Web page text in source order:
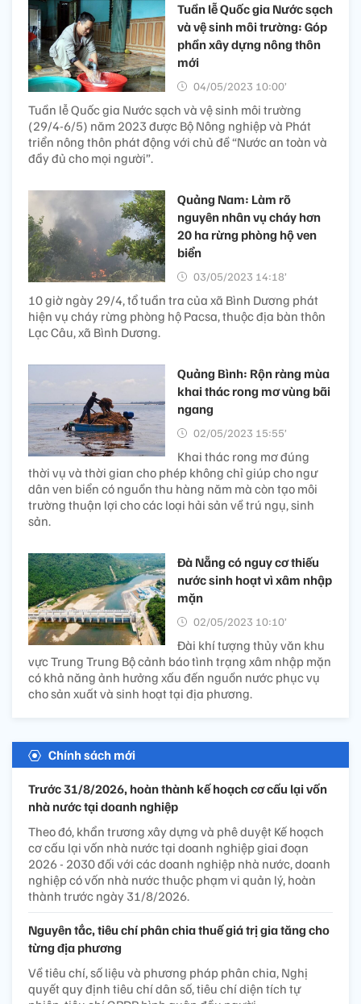
Tuần lễ Quốc gia Nước sạch
và vệ sinh môi trường: Góp
phần xây dựng nông thôn
mới
04/05/2023 10:00’
Tuần lễ Quốc gia Nước sạch và vệ sinh môi trường
(29/4-6/5) năm 2023 được Bộ Nông nghiệp và Phát
triển nông thôn phát động với chủ đề “Nước an toàn và
đầy đủ cho mọi người”.
Quảng Nam: Làm rõ
nguyên nhân vụ cháy hơn
20 ha rừng phòng hộ ven
biển
03/05/2023 14:18’
10 giờ ngày 29/4, tổ tuần tra của xã Bình Dương phát
hiện vụ cháy rừng phòng hộ Pacsa, thuộc địa bàn thôn
Lạc Câu, xã Bình Dương.
Quảng Bình: Rộn ràng mùa
khai thác rong mơ vùng bãi
ngang
02/05/2023 15:55’
Khai thác rong mơ đúng
thời vụ và thời gian cho phép không chỉ giúp cho ngư
dân ven biển có nguồn thu hàng năm mà còn tạo môi
trường thuận lợi cho các loại hải sản về trú ngụ, sinh
sản.
Đà Nẵng có nguy cơ thiếu
nước sinh hoạt vì xâm nhập
mặn
02/05/2023 10:10’
Đài khí tượng thủy văn khu
vực Trung Trung Bộ cảnh báo tình trạng xâm nhập mặn
có khả năng ảnh hưởng xấu đến nguồn nước phục vụ
cho sản xuất và sinh hoạt tại địa phương.
Chính sách mới
Trước 31/8/2026, hoàn thành kế hoạch cơ cấu lại vốn
nhà nước tại doanh nghiệp
Theo đó, khẩn trương xây dựng và phê duyệt Kế hoạch
cơ cấu lại vốn nhà nước tại doanh nghiệp giai đoạn
2026 - 2030 đối với các doanh nghiệp nhà nước, doanh
nghiệp có vốn nhà nước thuộc phạm vi quản lý, hoàn
thành trước ngày 31/8/2026.
Nguyên tắc, tiêu chí phân chia thuế giá trị gia tăng cho
từng địa phương
Về tiêu chí, số liệu và phương pháp phân chia, Nghị
quyết quy định tiêu chí dân số, tiêu chí diện tích tự